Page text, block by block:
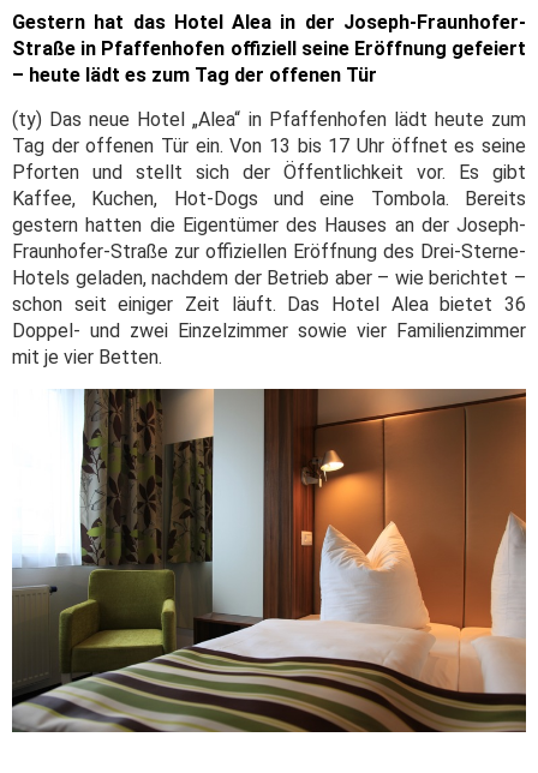
Gestern hat das Hotel Alea in der Joseph-Fraunhofer-
Straße in Pfaffenhofen offiziell seine Eröffnung gefeiert
– heute lädt es zum Tag der offenen Tür
(ty) Das neue Hotel „Alea“ in Pfaffenhofen lädt heute zum
Tag der offenen Tür ein. Von 13 bis 17 Uhr öffnet es seine
Pforten und stellt sich der Öffentlichkeit vor. Es gibt
Kaffee, Kuchen, Hot-Dogs und eine Tombola. Bereits
gestern hatten die Eigentümer des Hauses an der Joseph-
Fraunhofer-Straße zur offiziellen Eröffnung des Drei-Sterne-
Hotels geladen, nachdem der Betrieb aber – wie berichtet –
schon seit einiger Zeit läuft.
Das Hotel Alea bietet 36
Doppel- und zwei Einzelzimmer sowie vier Familienzimmer
mit je vier Betten.